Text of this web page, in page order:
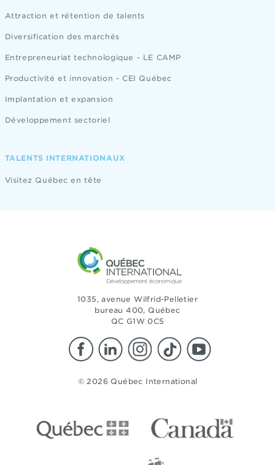
Attraction et rétention de talents
Diversification des marchés
Entrepreneuriat technologique - LE CAMP
Productivité et innovation - CEI Québec
Implantation et expansion
Développement sectoriel
TALENTS INTERNATIONAUX
Visitez Québec en tête
1035, avenue Wilfrid-Pelletier
bureau 400, Québec
QC G1W 0C5
© 2026 Québec International